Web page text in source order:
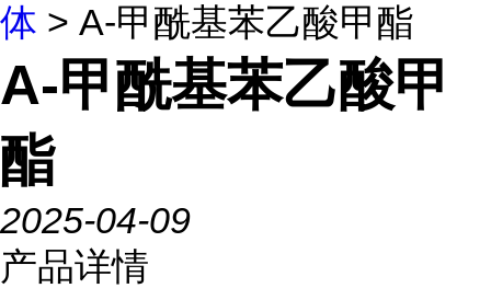
体 > Α-甲酰基苯乙酸甲酯
Α-甲酰基苯乙酸甲
酯
2025-04-09
产品详情